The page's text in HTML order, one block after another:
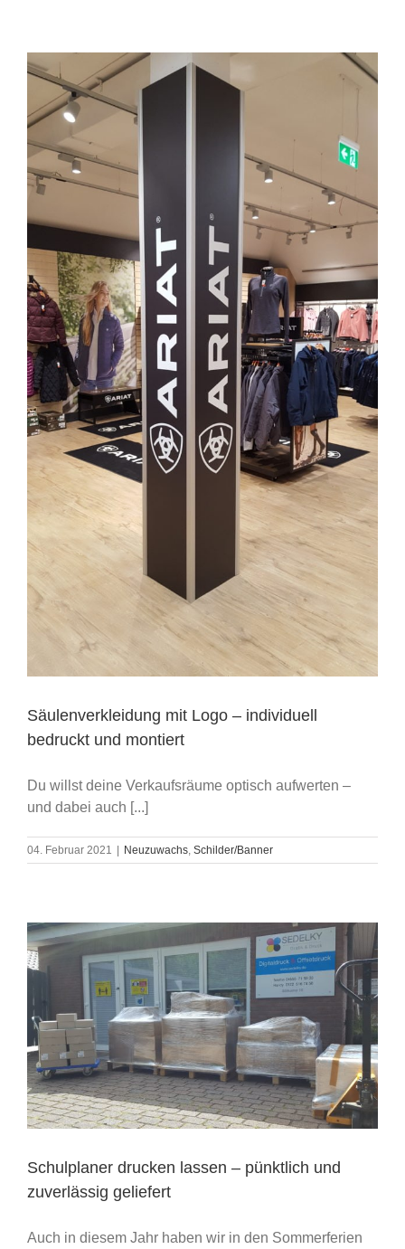
Säulenverkleidung mit Logo – individuell
bedruckt und montiert
Du willst deine Verkaufsräume optisch aufwerten –
und dabei auch [...]
04. Februar 2021 | Neuzuwachs, Schilder/Banner
Schulplaner drucken lassen – pünktlich und
zuverlässig geliefert
Auch in diesem Jahr haben wir in den Sommerferien